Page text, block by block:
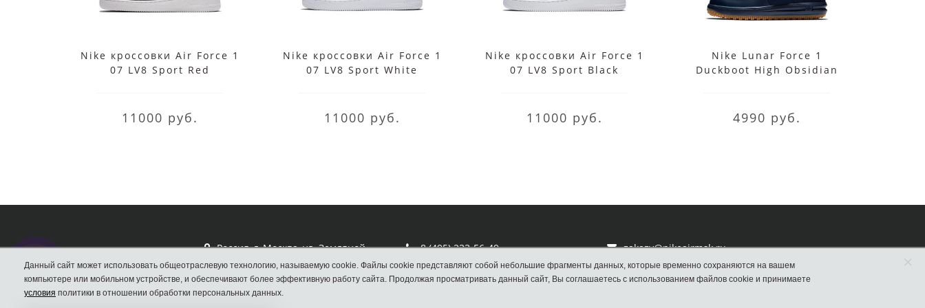
Nike кроссовки Air Force 1
07 LV8 Sport Red
11000 руб.
Nike кроссовки Air Force 1
07 LV8 Sport White
11000 руб.
Nike кроссовки Air Force 1
07 LV8 Sport Black
11000 руб.
Nike Lunar Force 1
Duckboot High Obsidian
4990 руб.
Россия, г. Москва, ул. Земляной
Вал, д.33
Кроссовки Nike
8 (495) 233-56-49 zakazy@nikeairmsk.ru
Данный сайт может использовать общеотраслевую технологию, называемую cookie. Файлы cookie представляют собой небольшие фрагменты данных, которые временно сохраняются на вашем
компьютере или мобильном устройстве, и обеспечивают более эффективную работу сайта. Продолжая просматривать данный сайт, Вы соглашаетесь с использованием файлов cookie и принимаете
условия политики в отношении обработки персональных данных.
×